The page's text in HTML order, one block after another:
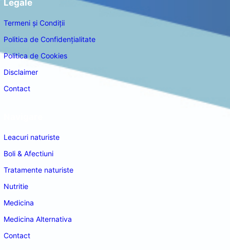
Legale
Termeni și Condiții
Politica de Confidențialitate
Politica de Cookies
Disclaimer
Contact
Leacuri naturiste
Boli & Afectiuni
Tratamente naturiste
Nutritie
Medicina
Medicina Alternativa
Contact